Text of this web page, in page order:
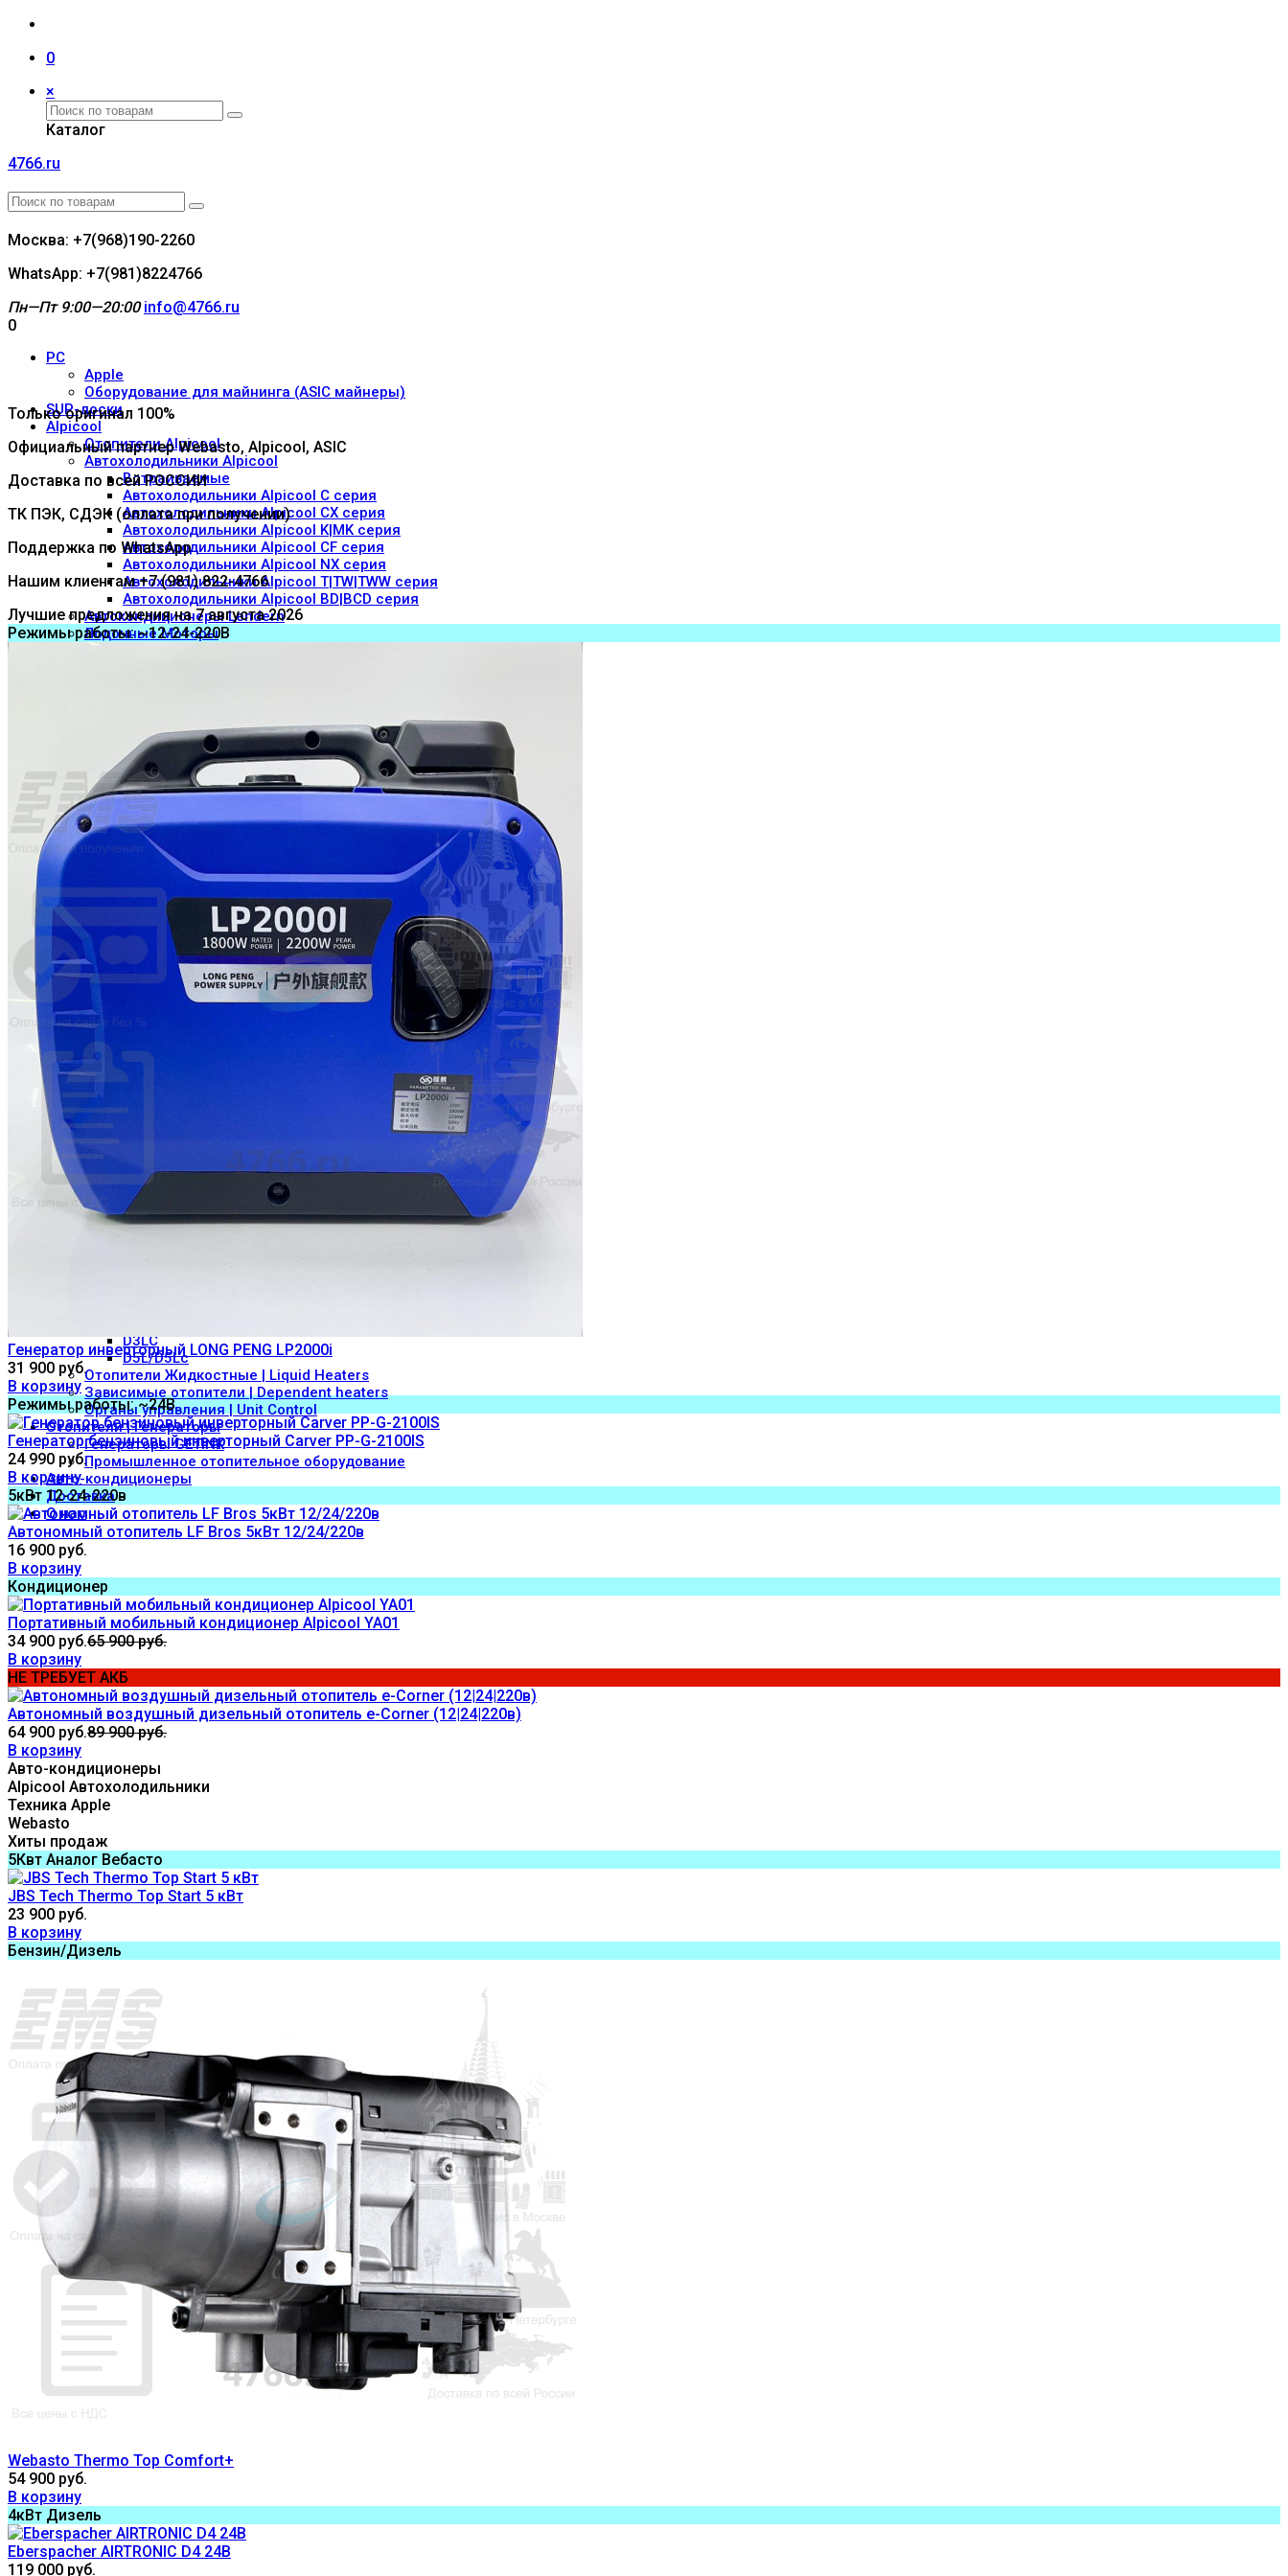
0
×
Каталог
4766.ru
Москва: +7(968)190-2260
WhatsApp: +7(981)8224766
Пн—Пт 9:00—20:00 info@4766.ru
0
PC
Apple
Оборудование для майнинга (ASIC майнеры)
SUP-доски
Alpicool
Отопители Alpicool
Автохолодильники Alpicool
Встраиваемые
Автохолодильники Alpicool C серия
Автохолодильники Alpicool CX серия
Автохолодильники Alpicool K|MK серия
Автохолодильники Alpicool CF серия
Автохолодильники Alpicool NX серия
Автохолодильники Alpicool T|TW|TWW серия
Автохолодильники Alpicool BD|BCD серия
Автокондиционеры Lendern
Лодочные Моторы
Webasto
Диагностическое оборудование | Diagnostic equipment
Дополнительные опции | Additional option
Воздушная система
Выхлопная система
Жидкостная система
Катера / Яхты
Кронштейны
Топливная система
Электрика
Запасные части Webasto | Spare parts
Для воздушных отопителей
AirTop 2000/S/ST/STC
AirTop 3500/5000/3500ST / 5000ST/Evo 3900 / 5500
Airtop Evo 40/55
Для жидкостных отопителей
Thermo 230 / 300 / 350 / DW 230 / DW 300 / DW 350
Отопители воздушные | Air heaters
Отопители жидкостные | Liquid heaters
Судовые комплекты | Ship kits
Судовой комплект отопителя Webasto Air Top 2000ST
Судовой комплект отопителя Webasto Air Top Evo 40/55
Эхолоты Garmin
Eberspacher
D3LC
D5L/D5Lc
Отопители Жидкостные | Liquid Heaters
Зависимые отопители | Dependent heaters
Органы управления | Unit Control
Отопители | Генераторы
Генераторы GETINK
Промышленное отопительное оборудование
Авто-кондиционеры
Доставка
O нас
Только оригинал 100%
Официальный партнер Webasto, Alpicool, ASIC
Доставка по всей РОССИИ
ТК ПЭК, СДЭК (оплата при получении)
Поддержка по WhatsApp
Нашим клиентам +7 (981) 822-4766
Лучшие предложения на 7 августа 2026
Режимы работы: ~12-24-220В
Генератор инверторный LONG PENG LP2000i
31 900 руб.
В корзину
Режимы работы: ~24В
Генератор бензиновый инверторный Carver PP-G-2100IS
24 990 руб.
В корзину
5кВт 12-24-220в
Автономный отопитель LF Bros 5кВт 12/24/220в
16 900 руб.
В корзину
Кондиционер
Портативный мобильный кондиционер Alpicool YA01
34 900 руб.65 900 руб.
В корзину
НЕ ТРЕБУЕТ АКБ
Автономный воздушный дизельный отопитель e-Corner (12|24|220в)
64 900 руб.89 900 руб.
В корзину
Авто-кондиционеры
Alpicool Автохолодильники
Техника Apple
Webasto
Хиты продаж
5Квт Аналог Вебасто
JBS Tech Thermo Top Start 5 кВт
23 900 руб.
В корзину
Бензин/Дизель
Webasto Thermo Top Comfort+
54 900 руб.
В корзину
4кВт Дизель
Eberspacher AIRTRONIC D4 24В
119 000 руб.